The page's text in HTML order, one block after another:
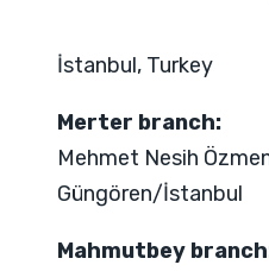
İstanbul, Turkey
Merter branch:
Mehmet Nesih
Güngören/İstanbul
Mahmutbey